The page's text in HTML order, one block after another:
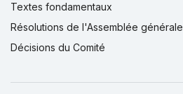
Textes fondamentaux
Résolutions de l'Assemblée générale
Décisions du Comité